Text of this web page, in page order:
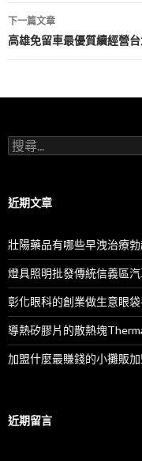
導
航
列
下一篇文章
高雄免留車最優質續經營
搜
尋
字:
近期文章
壯陽藥品有哪些早洩治療
燈具照明批發傳統信義區
彰化眼科的創業做生意眼
導熱矽膠片的散熱塊
加盟什麼最賺錢的小攤販
近期留言